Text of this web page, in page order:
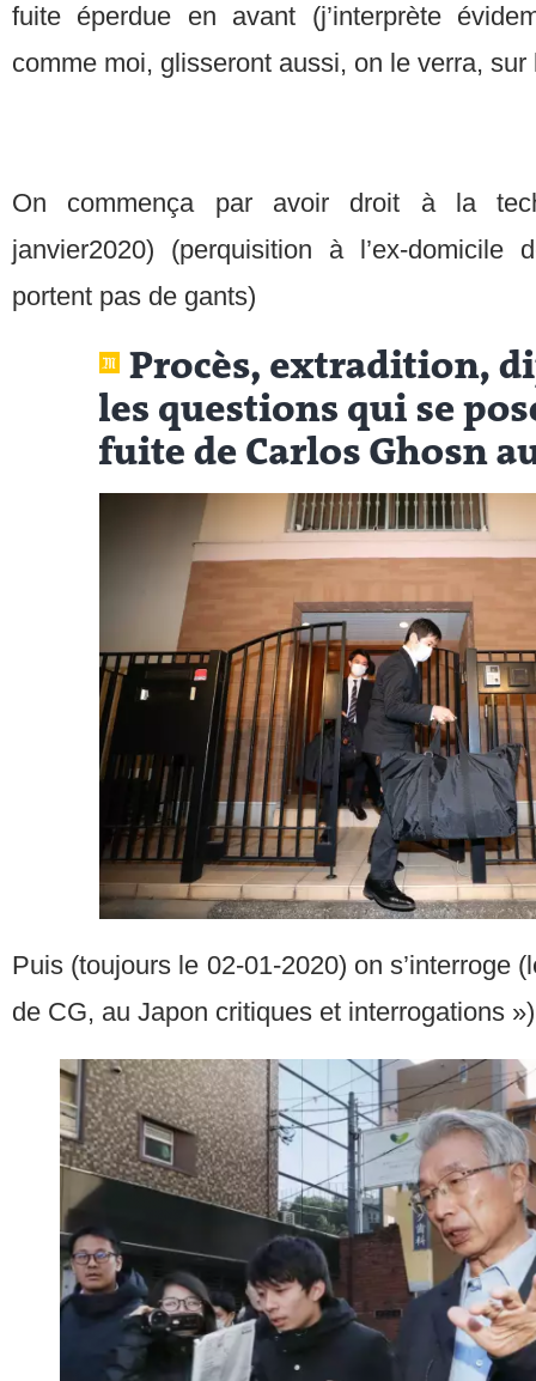
fuite éperdue en avant (j’interprète
comme moi, glisseront aussi, on le verra,
On commença par avoir droit à la
janvier2020) (perquisition à l’ex-
portent pas de gants)
Puis (toujours le 02-01-2020) on s’interroge
de CG, au Japon critiques et interrogations »)